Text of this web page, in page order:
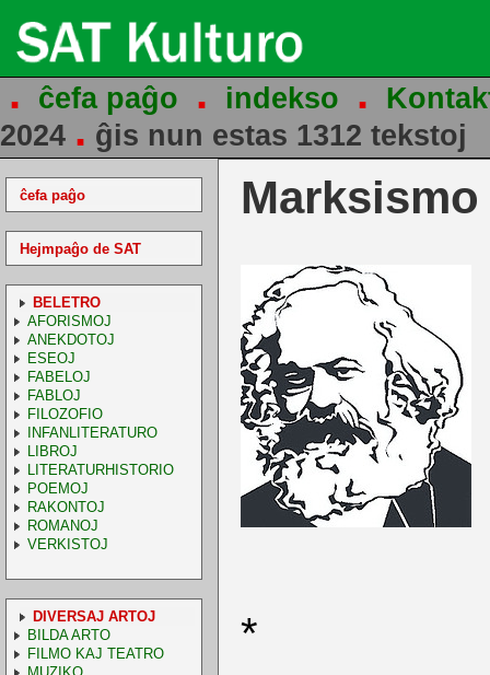
. ĉefa paĝo . indekso .
2024 . ĝis nun estas 1312 tekstoj
ĉefa paĝo
Hejmpaĝo de SAT
BELETRO
AFORISMOJ
ANEKDOTOJ
ESEOJ
FABELOJ
FABLOJ
FILOZOFIO
INFANLITERATURO
LIBROJ
LITERATURHISTORIO
POEMOJ
RAKONTOJ
ROMANOJ
VERKISTOJ
DIVERSAJ ARTOJ
BILDA ARTO
FILMO KAJ TEATRO
MUZIKO
Marksismo
*